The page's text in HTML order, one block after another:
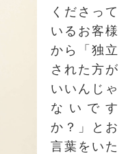
くださって
いるお客様
から「独立
された方が
いいんじゃ
ないです
か？」とお
言葉をいた